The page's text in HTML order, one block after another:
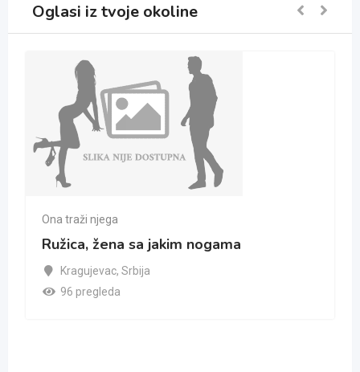
Oglasi iz tvoje okoline
Ona traži njega
Ružica, žena sa jakim nogama
Kragujevac, Srbija
96 pregleda